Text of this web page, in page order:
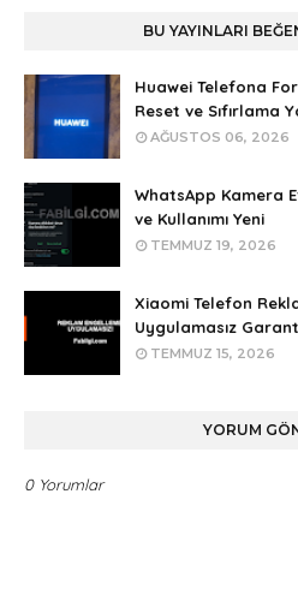
BU YAYINLARI
Huawei Telefona
Reset ve Sıfırlama
AĞUSTOS 06, 2026
WhatsApp Kamera
ve Kullanımı Yeni
TEMMUZ 19, 2026
Xiaomi Telefon
Uygulamasız
TEMMUZ 15, 2026
YORUM
0 Yorumlar